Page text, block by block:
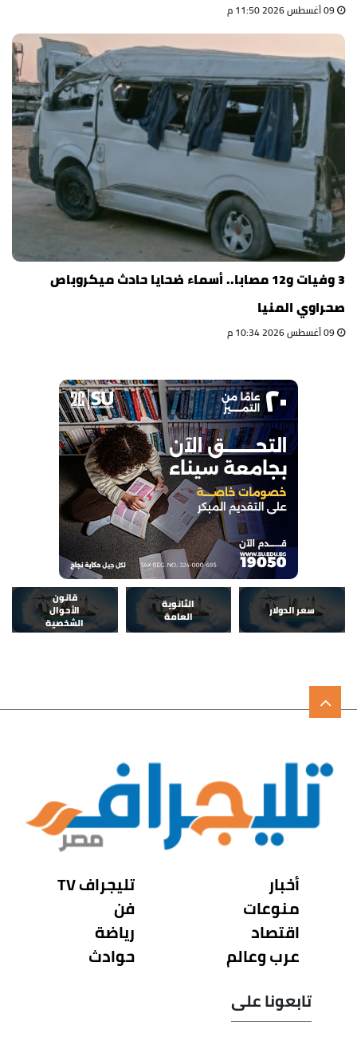
3 وفيات و12 مصابا.. أسماء ضحايا حادث ميكروباص
صحراوي المنيا
سعر الدولار
الثانوية
العامة
قانون
الأحوال
الشخصية
أخبار
منوعات
اقتصاد
عرب وعالم
تليجراف TV
فن
رياضة
حوادث
تابعونا على